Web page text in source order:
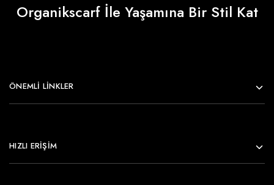
Organikscarf İle Yaşamına Bir Stil Kat
ÖNEMLI LINKLER
HIZLI ERİŞİM